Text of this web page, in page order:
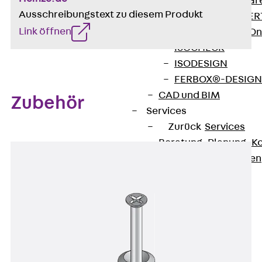
JORDAHL®
JORDAHL® JVB
ISOCHECK
ISODESIGN
FERBOX®-
CAD und BIM
Services
Zurück Services
Beratung, Planung,
Individuelle Lösungen
Ausschreibungstext zu diesem Produkt
Link öffnen
Zubehör